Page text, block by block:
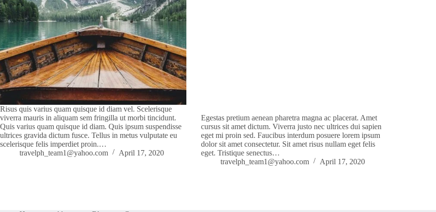
Risus quis varius quam quisque id diam vel. Scelerisque
viverra mauris in aliquam sem fringilla ut morbi tincidunt.
Quis varius quam quisque id diam. Quis ipsum suspendisse
ultrices gravida dictum fusce. Tellus in metus vulputate eu
scelerisque felis imperdiet proin.…
travelph_team1@yahoo.com
April 17, 2020
Egestas pretium aenean pharetra magna ac placerat. Amet
cursus sit amet dictum. Viverra justo nec ultrices dui sapien
eget mi proin sed. Faucibus interdum posuere lorem ipsum
dolor sit amet consectetur. Sit amet risus nullam eget felis
eget. Tristique senectus…
travelph_team1@yahoo.com
April 17, 2020